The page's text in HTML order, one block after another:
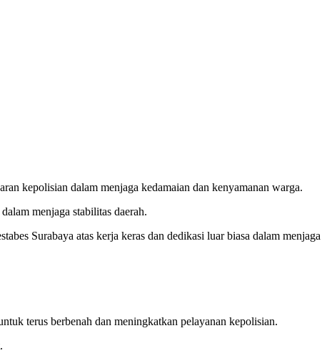
kepolisian dalam menjaga kedamaian dan kenyamanan warga.
menjaga stabilitas daerah.
Surabaya atas kerja keras dan dedikasi luar biasa dalam menjaga
terus berbenah dan meningkatkan pelayanan kepolisian.